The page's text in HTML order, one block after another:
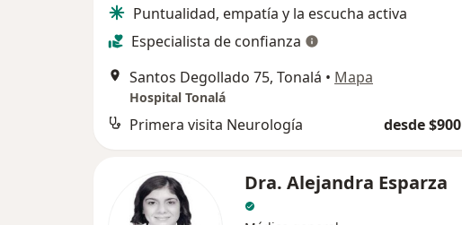
Puntualidad, empatía y la escucha activa
Especialista de confianza
Santos Degollado 75, Tonalá • Mapa
Hospital Tonalá
Primera visita Neurología desde $900
Dra. Alejandra Esparza